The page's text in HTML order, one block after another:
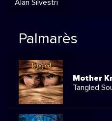
Alan Silvestri
Palmarès
Mother
Tangled